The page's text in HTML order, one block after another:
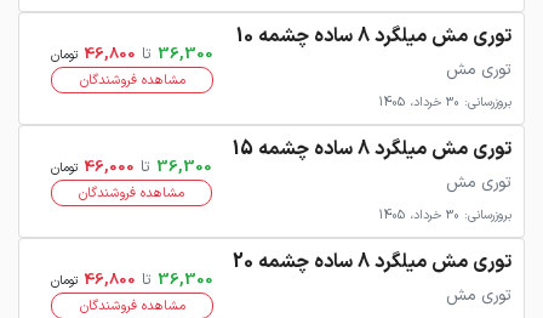
توری مش میلگرد 8 ساده چشمه 10
توری مش
بروزرسانی: 30 خرداد، 1405
36,300 تا 46,800 تومان
مشاهده فروشندگان
توری مش میلگرد 8 ساده چشمه 15
توری مش
بروزرسانی: 30 خرداد، 1405
36,300 تا 46,000 تومان
مشاهده فروشندگان
توری مش میلگرد 8 ساده چشمه 20
توری مش
36,300 تا 46,800 تومان
مشاهده فروشندگان